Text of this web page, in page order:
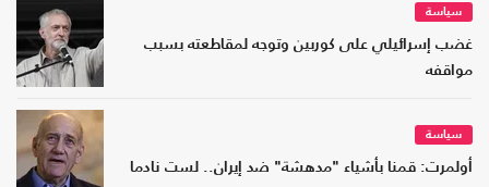
سياسة
غضب إسرائيلي على كوربين وتوجه لمقاطعته بسبب
مواقفه
سياسة
أولمرت: قمنا بأشياء "مدهشة" ضد إيران.. لست نادما